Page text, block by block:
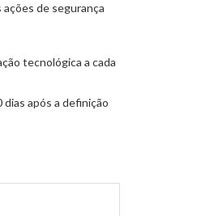
de segurança
tecnológica a cada
após a definição